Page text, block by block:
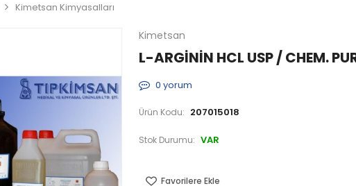
Kimetsan Kimyasalları
Kimetsan
L-ARGİNİN HCL USP / CHEM.
0 yorum
Ürün Kodu: 207015018
Stok Durumu: VAR
Favorilere Ekle